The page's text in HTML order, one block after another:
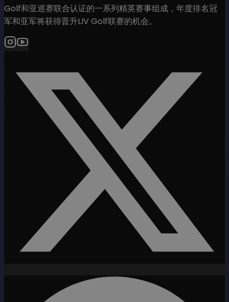
Golf和亚巡赛联合认证的一系列精英赛事组成，年度排名冠
军和亚军将获得晋升LIV Golf联赛的机会。